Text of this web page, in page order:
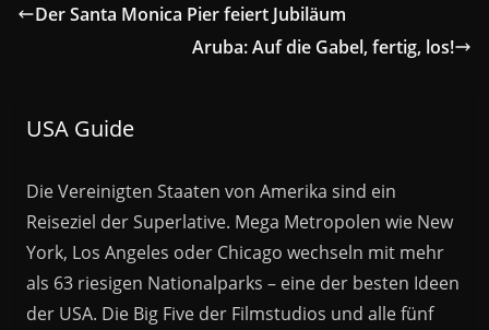
Der Santa Monica Pier feiert Jubiläum
Aruba: Auf die Gabel, fertig, los!
USA Guide
Die Vereinigten Staaten von Amerika sind ein
Reiseziel der Superlative. Mega Metropolen wie New
York, Los Angeles oder Chicago wechseln mit mehr
als 63 riesigen Nationalparks – eine der besten Ideen
der USA. Die Big Five der Filmstudios und alle fünf